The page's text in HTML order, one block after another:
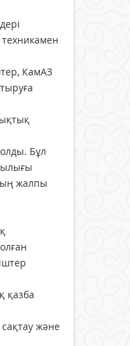
КамАЗ
Бұл
жалпы
қазба
және